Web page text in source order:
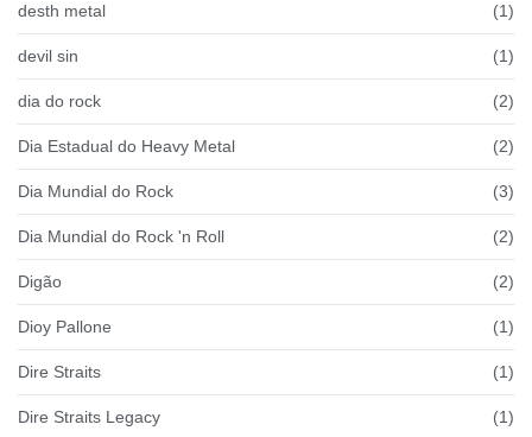
desth metal (1)
devil sin (1)
dia do rock (2)
Dia Estadual do Heavy Metal (2)
Dia Mundial do Rock (3)
Dia Mundial do Rock 'n Roll (2)
Digão (2)
Dioy Pallone (1)
Dire Straits (1)
Dire Straits Legacy (1)